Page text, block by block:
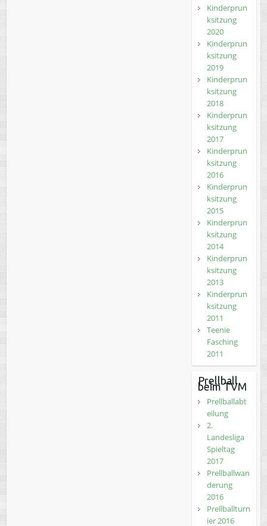
Kinderprun
ksitzung
2020
Kinderprun
ksitzung
2019
Kinderprun
ksitzung
2018
Kinderprun
ksitzung
2017
Kinderprun
ksitzung
2016
Kinderprun
ksitzung
2015
Kinderprun
ksitzung
2014
Kinderprun
ksitzung
2013
Kinderprun
ksitzung
2011
Teenie
Fasching
2011
Prellball
beim TVM
Prellballabt
eilung
2.
Landesliga
Spieltag
2017
Prellballwan
derung
2016
Prellballturn
ier 2016